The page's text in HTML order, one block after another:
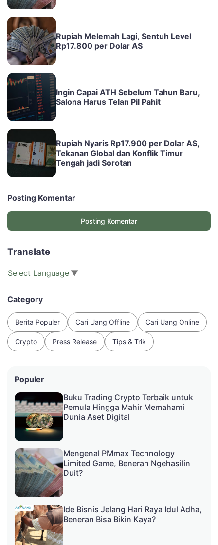
Rupiah Melemah Lagi, Sentuh Level
Rp17.800 per Dolar AS
Ingin Capai ATH Sebelum Tahun Baru,
Salona Harus Telan Pil Pahit
Rupiah Nyaris Rp17.900 per Dolar AS,
Tekanan Global dan Konflik Timur
Tengah jadi Sorotan
Posting Komentar
Posting Komentar
Translate
Select Language ▼
Category
Berita Populer Cari Uang Offline Cari Uang Online
Crypto Press Release Tips & Trik
Populer
Buku Trading Crypto Terbaik untuk
Pemula Hingga Mahir Memahami
Dunia Aset Digital
Mengenal PMmax Technology
Limited Game, Beneran Ngehasilin
Duit?
Ide Bisnis Jelang Hari Raya Idul Adha,
Beneran Bisa Bikin Kaya?